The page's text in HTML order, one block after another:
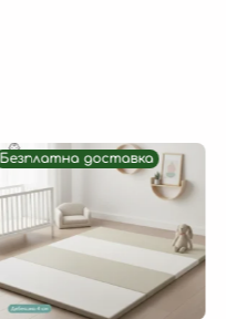
Безплатна доставка